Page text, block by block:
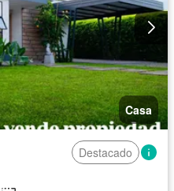
Casa
Destacado